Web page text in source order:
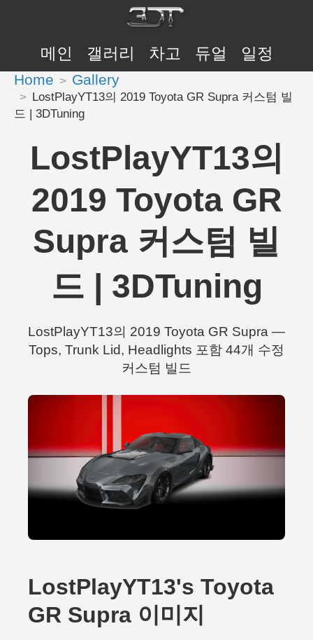
메인 갤러리 차고 듀얼 일정
Home Gallery
LostPlayYT13의 2019 Toyota GR Supra 커스텀 빌
드 | 3DTuning
LostPlayYT13의
2019 Toyota GR
Supra 커스텀 빌
드 | 3DTuning
LostPlayYT13의 2019 Toyota GR Supra —
Tops, Trunk Lid, Headlights 포함 44개 수정
커스텀 빌드
LostPlayYT13's Toyota
GR Supra 이미지